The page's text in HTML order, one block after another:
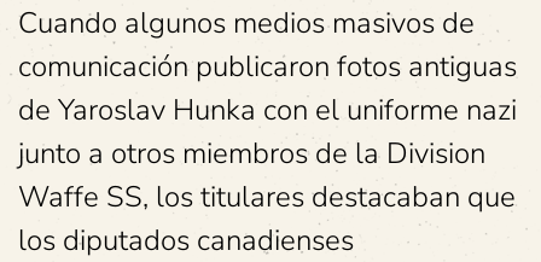
Cuando algunos medios masivos de
comunicación publicaron fotos antiguas
de Yaroslav Hunka con el uniforme nazi
junto a otros miembros de la Division
Waffe SS, los titulares destacaban que
los diputados canadienses